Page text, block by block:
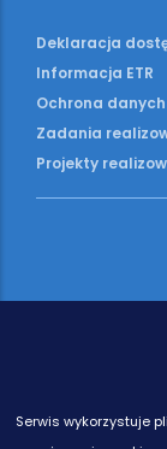
Deklaracja
Informacja ETR
Ochrona
Zadania
Projekty
Serwis wykorzystuje